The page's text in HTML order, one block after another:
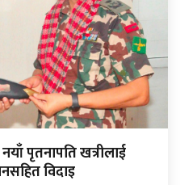
नयाँ पृतनापति खत्रीलाई
विदाइ